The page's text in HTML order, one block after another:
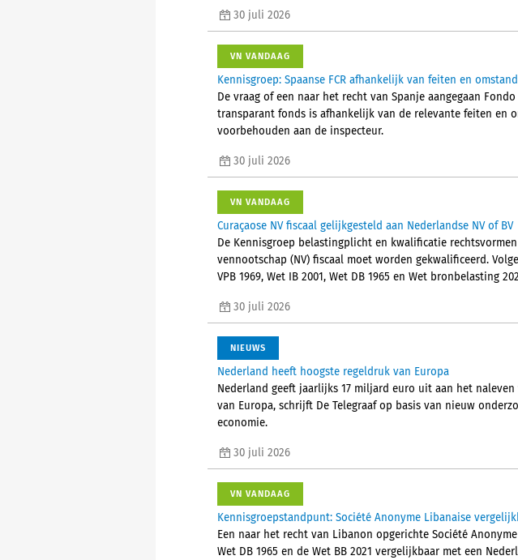
30 juli 2026
VN VANDAAG
Kennisgroep: Spaanse FCR afhankelijk van feiten en
De vraag of een naar het recht van Spanje aangegaan
transparant fonds is afhankelijk van de relevante feiten en
voorbehouden aan de inspecteur.
30 juli 2026
VN VANDAAG
Curaçaose NV fiscaal gelijkgesteld aan Nederlandse NV of BV
De Kennisgroep belastingplicht en kwalificatie
vennootschap (NV) fiscaal moet worden gekwalificeerd.
VPB 1969, Wet IB 2001, Wet DB 1965 en Wet bronbelasting
30 juli 2026
NIEUWS
Nederland heeft hoogste regeldruk van Europa
Nederland geeft jaarlijks 17 miljard euro uit aan het
van Europa, schrijft De Telegraaf op basis van nieuw
economie.
30 juli 2026
VN VANDAAG
Kennisgroepstandpunt: Société Anonyme Libanaise
Een naar het recht van Libanon opgerichte Société
Wet DB 1965 en de Wet BB 2021 vergelijkbaar met een